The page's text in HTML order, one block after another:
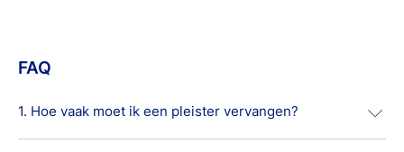
sterke kleefkracht zijn de steriele pleisters ideaal voor
wondkussen heeft een schokabsorberende werking en
beschermt uw wond zonder eraan te plakken
FAQ
1. Hoe vaak moet ik een pleister vervangen?